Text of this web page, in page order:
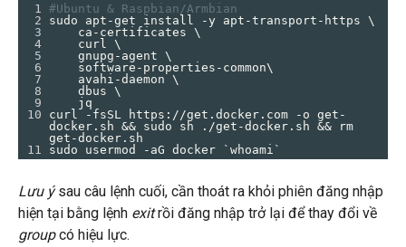
1
#Ubuntu & Raspbian/Armbian
2
sudo apt-get install -y apt-transport-https \
3
ca-certificates \
4
curl \
5
gnupg-agent \
6
software-properties-common\
7
avahi-daemon \
8
dbus \
9
jq
10
curl -fsSL https://get.docker.com -o get-
docker.sh && sudo sh ./get-docker.sh && rm
get-docker.sh
11
sudo usermod -aG docker `whoami`
Lưu ýsau câu lệnh cuối, cần thoát ra khỏi phiên đăng nhập
hiện tại bằng lệnh exitrồi đăng nhập trở lại để thay đổi về
groupcó hiệu lực.